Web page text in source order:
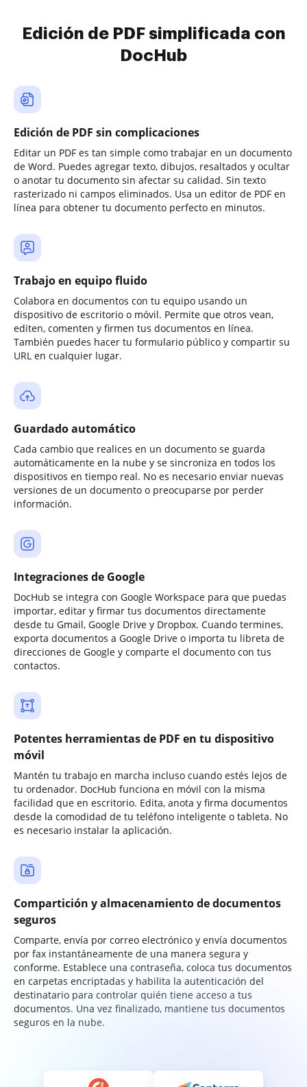
Edición de PDF simplificada con
DocHub
Edición de PDF sin complicaciones
Editar un PDF es tan simple como trabajar en un documento
de Word. Puedes agregar texto, dibujos, resaltados y ocultar
o anotar tu documento sin afectar su calidad. Sin texto
rasterizado ni campos eliminados. Usa un editor de PDF en
línea para obtener tu documento perfecto en minutos.
Trabajo en equipo fluido
Colabora en documentos con tu equipo usando un
dispositivo de escritorio o móvil. Permite que otros vean,
editen, comenten y firmen tus documentos en línea.
También puedes hacer tu formulario público y compartir su
URL en cualquier lugar.
Guardado automático
Cada cambio que realices en un documento se guarda
automáticamente en la nube y se sincroniza en todos los
dispositivos en tiempo real. No es necesario enviar nuevas
versiones de un documento o preocuparse por perder
información.
Integraciones de Google
DocHub se integra con Google Workspace para que puedas
importar, editar y firmar tus documentos directamente
desde tu Gmail, Google Drive y Dropbox. Cuando termines,
exporta documentos a Google Drive o importa tu libreta de
direcciones de Google y comparte el documento con tus
contactos.
Potentes herramientas de PDF en tu dispositivo
móvil
Mantén tu trabajo en marcha incluso cuando estés lejos de
tu ordenador. DocHub funciona en móvil con la misma
facilidad que en escritorio. Edita, anota y firma documentos
desde la comodidad de tu teléfono inteligente o tableta. No
es necesario instalar la aplicación.
Compartición y almacenamiento de documentos
seguros
Comparte, envía por correo electrónico y envía documentos
por fax instantáneamente de una manera segura y
conforme. Establece una contraseña, coloca tus documentos
en carpetas encriptadas y habilita la autenticación del
destinatario para controlar quién tiene acceso a tus
documentos. Una vez finalizado, mantiene tus documentos
seguros en la nube.